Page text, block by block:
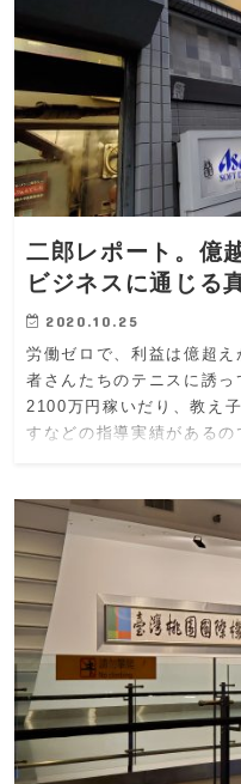
二郎レポート。億
ビジネスに通じる
2020.10.25
労働ゼロで、利益は億超
者さんたちのテニスに誘
2100万円稼いだり、教え
すなどの指導実績がある